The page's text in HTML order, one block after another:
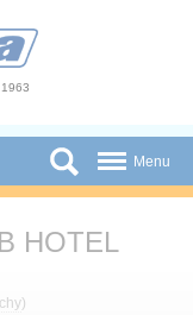
Menu
HOTEL
)